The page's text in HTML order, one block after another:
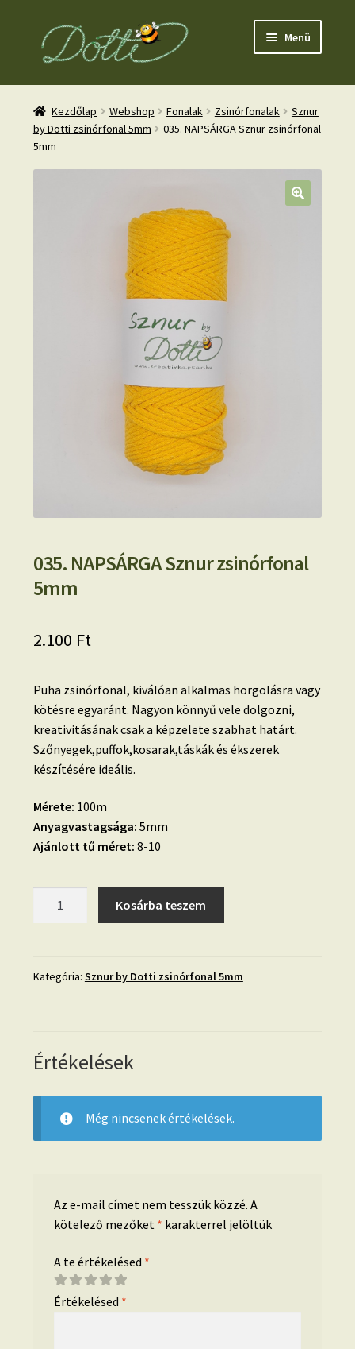
Ugrás
Kilépés
Menü
Kezdőlap Webshop Fonalak Zsinórfonalak
Sznur
by Dotti zsinórfonal 5mm
035. NAPSÁRGA Sznur zsinórfonal
5mm
035. NAPSÁRGA Sznur zsinórfonal
5mm
2.100 Ft
Puha zsinórfonal, kiválóan alkalmas horgolásra vagy
kötésre egyaránt. Nagyon könnyű vele dolgozni,
kreativitásának csak a képzelete szabhat határt.
Szőnyegek,puffok,kosarak,táskák és ékszerek
készítésére ideális.
Mérete: 100m
Anyagvastagsága: 5mm
Ajánlott tű méret: 8-10
5mm
Kosárba teszem
Kategória: Sznur by Dotti zsinórfonal 5mm
Értékelések
Még nincsenek értékelések.
Az e-mail címet nem tesszük közzé. A
kötelező mezőket * karakterrel jelöltük
A te értékelésed *
Értékelésed *